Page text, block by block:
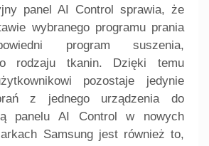
panel AI Control sprawia, że
wybranego programu prania
program suszenia,
rodzaju tkanin. Dzięki temu
pozostaje jedynie
z jednego urządzenia do
panelu AI Control w nowych
Samsung jest również to,